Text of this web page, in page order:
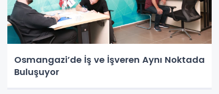
Osmangazi’de İş ve İşveren Aynı Noktada
Buluşuyor